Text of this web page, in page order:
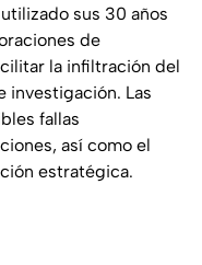
sus 30 años
de
la infiltración del
investigación. Las
fallas
así como el
estratégica.